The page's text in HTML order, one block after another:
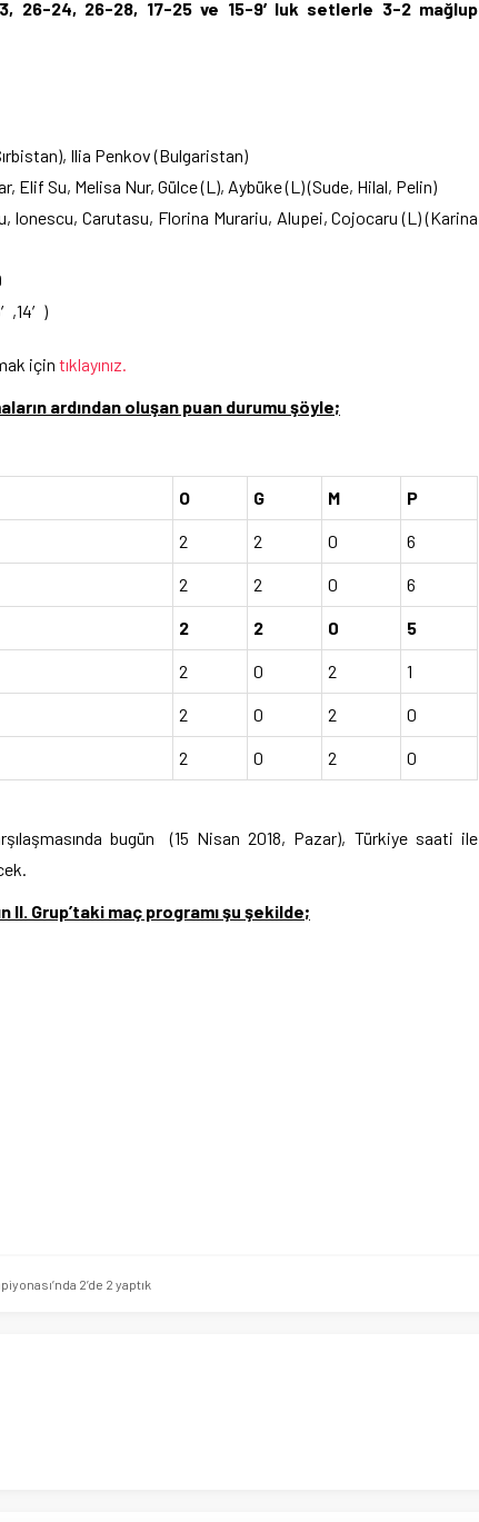
26-24, 26-28, 17-25 ve 15-9′luk setlerle 3-2 mağlup
Ilia Penkov (Bulgaristan)
Elif Su, Melisa Nur, Gülce (L), Aybüke (L) (Sude, Hilal, Pelin)
Ionescu, Carutasu, Florina Murariu, Alupei, Cojocaru (L) (Karina
için tıklayınız.
ardından oluşan puan durumu şöyle;
O G M P
2 2 0 6
2 2 0 6
2 2 0 5
2 0 2 1
2 0 2 0
2 0 2 0
bugün (15 Nisan 2018, Pazar), Türkiye saati ile
II. Grup’taki maç programı şu şekilde;
2’de 2 yaptık